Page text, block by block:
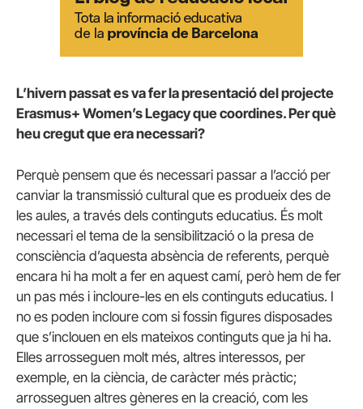
L’hivern passat es va fer la presentació del projecte
Erasmus+ Women’s Legacy que coordines. Per què
heu cregut que era necessari?
Perquè pensem que és necessari passar a l’acció per
canviar la transmissió cultural que es produeix des de
les aules, a través dels continguts educatius. És molt
necessari el tema de la sensibilització o la presa de
consciència d’aquesta absència de referents, perquè
encara hi ha molt a fer en aquest camí, però hem de fer
un pas més i incloure-les en els continguts educatius. I
no es poden incloure com si fossin figures disposades
que s’inclouen en els mateixos continguts que ja hi ha.
Elles arrosseguen molt més, altres interessos, per
exemple, en la ciència, de caràcter més pràctic;
arrosseguen altres gèneres en la creació, com les